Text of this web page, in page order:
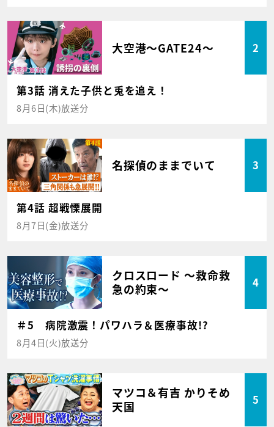
大空港～GATE24～ 2
第3話 消えた子供と兎を追え！
8月6日(木)放送分
名探偵のままでいて 3
第4話 超戦慄展開
8月7日(金)放送分
クロスロード ～救命救
急の約束～
4
＃5 病院激震！パワハラ＆医療事故!?
8月4日(火)放送分
マツコ＆有吉 かりそめ
天国
5